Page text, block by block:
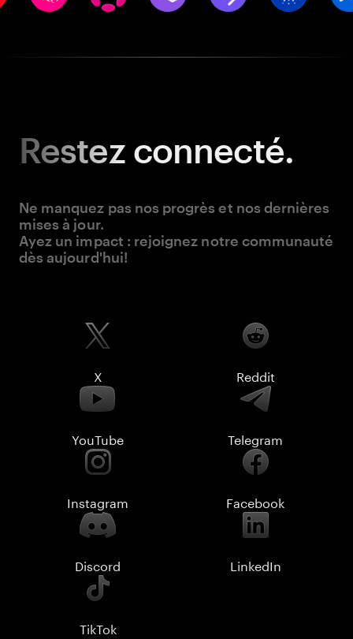
Restezconnecté.
Ne manquez pas nos progrès et nos dernières
mises à jour.
Ayez un impact : rejoignez notre communauté
dès aujourd'hui!
X Reddit
YouTube Telegram
Instagram Facebook
Discord LinkedIn
TikTok